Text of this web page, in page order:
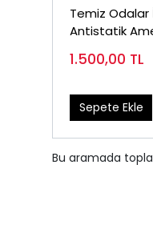
Temiz Odalar
Antistatik
1.500,00 TL
Sepete Ekle
Bu aramada